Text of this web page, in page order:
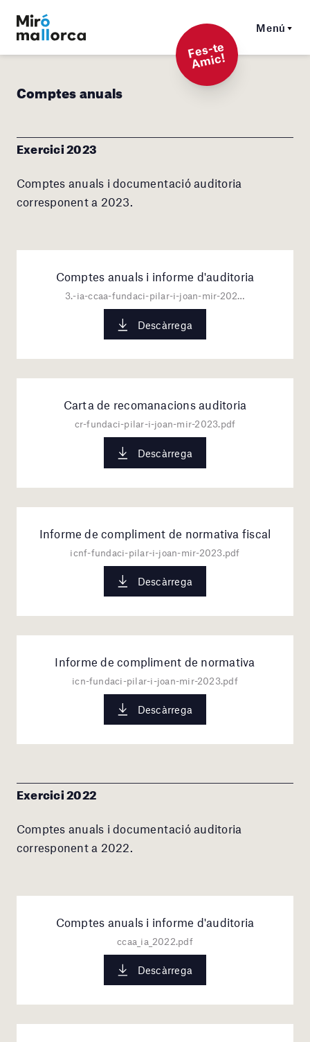
Menú
F
es-t
e
A
mi
c!
Comptes anuals
Exercici 2023
Comptes anuals i documentació auditoria
corresponent a 2023.
Comptes anuals i informe d'auditoria
3.-ia-ccaa-fundaci-pilar-i-joan-mir-2023-4-compressed.pdf
Descàrrega
Carta de recomanacions auditoria
cr-fundaci-pilar-i-joan-mir-2023.pdf
Descàrrega
Informe de compliment de normativa fiscal
icnf-fundaci-pilar-i-joan-mir-2023.pdf
Descàrrega
Informe de compliment de normativa
icn-fundaci-pilar-i-joan-mir-2023.pdf
Descàrrega
Exercici 2022
Comptes anuals i documentació auditoria
corresponent a 2022.
Comptes anuals i informe d'auditoria
ccaa_ia_2022.pdf
Descàrrega